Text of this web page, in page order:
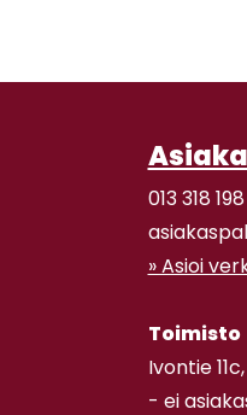
013 318
» Asioi
Toimisto
Ivontie
- ei